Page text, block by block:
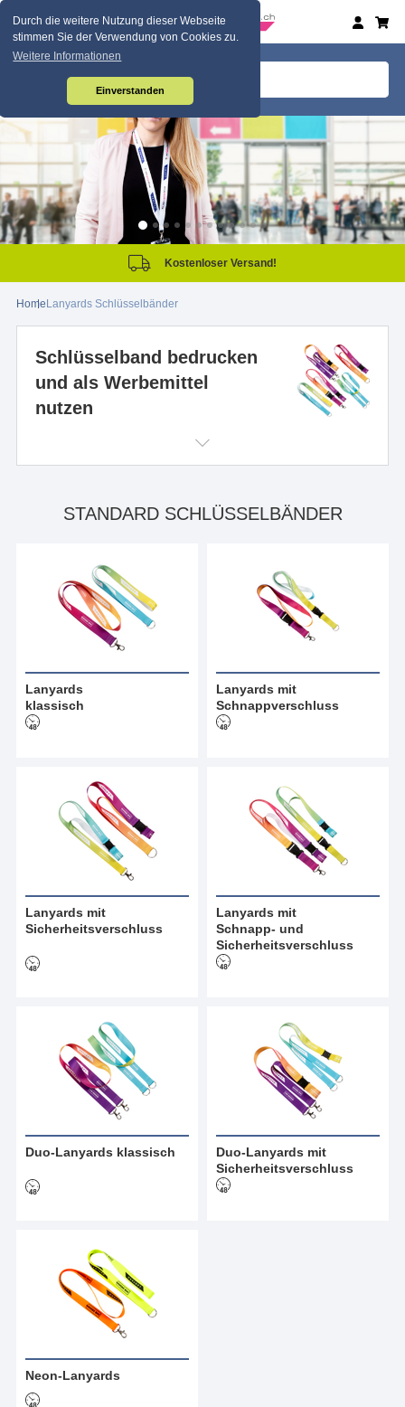
Durch die weitere Nutzung dieser Webseite
stimmen Sie der Verwendung von Cookies zu.
Weitere Informationen
Einverstanden
HomeLanyards Schlüsselbänder
Schlüsselband bedrucken
und als Werbemittel
nutzen
STANDARD SCHLÜSSELBÄNDER
Lanyards
klassisch
Lanyards mit
Schnappverschluss
Lanyards mit
Sicherheitsverschluss
Lanyards mit
Schnapp- und
Sicherheitsverschluss
Duo-Lanyards klassisch
Duo-Lanyards mit
Sicherheitsverschluss
Neon-Lanyards